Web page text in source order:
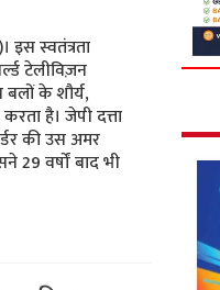
इस स्वतंत्रता
टेलीविज़न
बलों के शौर्य,
है। जेपी दत्ता
की उस अमर
29 वर्षों बाद भी